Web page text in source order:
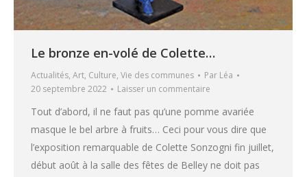
Le bronze en-volé de Colette…
Actualités, Art, Culture, Vie des communes Par Léa
20 septembre 2022
Laisser un commentaire
Tout d’abord, il ne faut pas qu’une pomme avariée
masque le bel arbre à fruits… Ceci pour vous dire que
l’exposition remarquable de Colette Sonzogni fin juillet,
début août à la salle des fêtes de Belley ne doit pas